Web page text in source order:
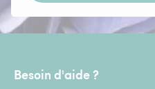
Besoin d'aide ?